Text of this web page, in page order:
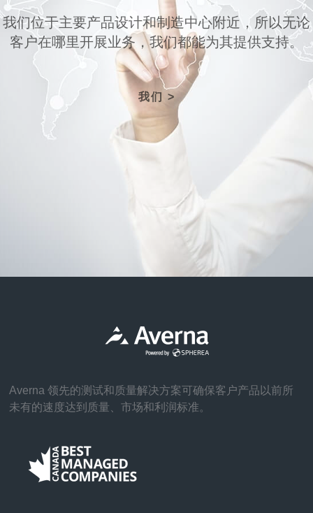
我们位于主要产品设计和制造中心附近，所以无论
客户在哪里开展业务，我们都能为其提供支持。
我们 >
Averna 领先的测试和质量解决方案可确保客户产品以前所
未有的速度达到质量、市场和利润标准。